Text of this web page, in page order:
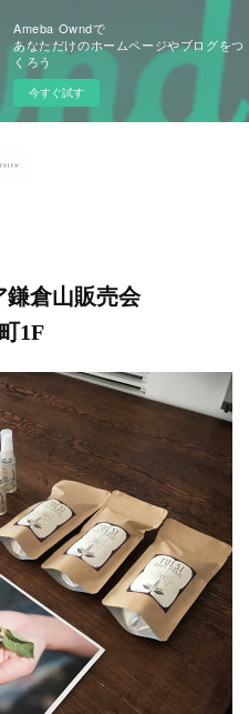
Ameba Owndで
あなただけのホームページやブログをつ
くろう
今すぐ試す
鎌倉山販売会
1F